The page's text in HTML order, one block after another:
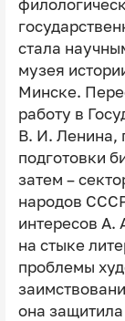
стала
музея
Минске.
работу в
В. И. Ленина,
подготовки
затем –
народов
интересов А.
на стыке
проблемы
она